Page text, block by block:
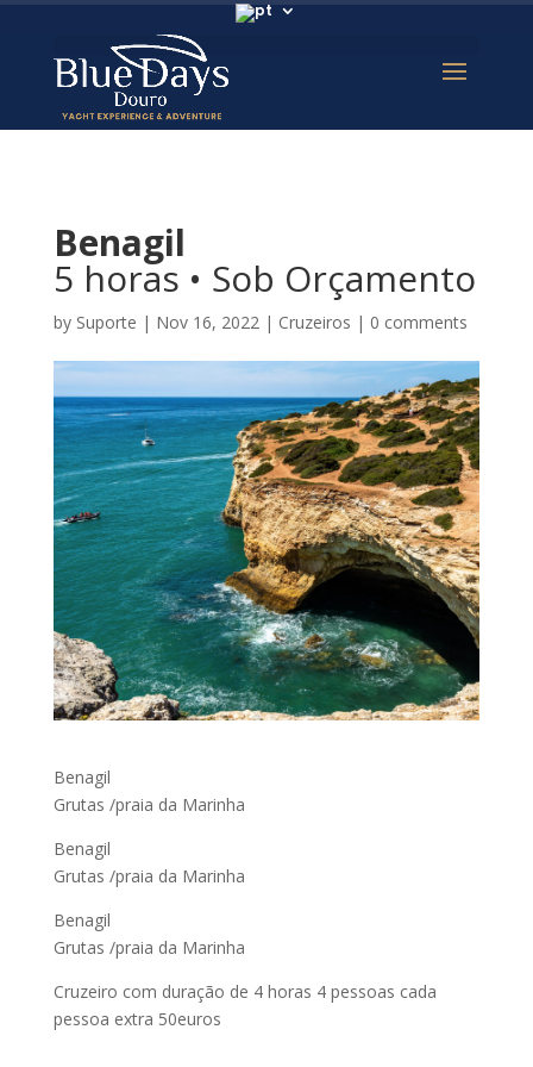
Benagil
5 horas • Sob Orçamento
by Suporte | Nov 16, 2022| Cruzeiros | 0 comments
Benagil
Grutas /praia da Marinha
Benagil
Grutas /praia da Marinha
Benagil
Grutas /praia da Marinha
Cruzeiro com duração de 4 horas 4 pessoas cada
pessoa extra 50euros